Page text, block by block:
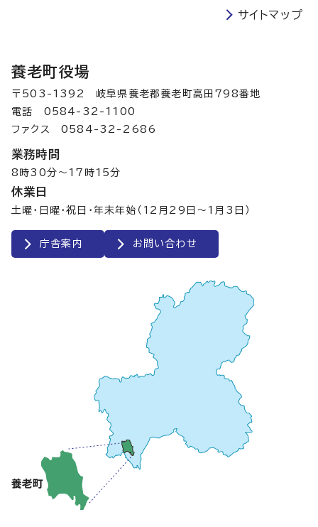
サイトマップ
養老町役場
〒503-1392 岐阜県養老郡養老町高田798番地
電話 0584-32-1100
ファクス 0584-32-2686
業務時間
8時30分～17時15分
休業日
土曜・日曜・祝日・年末年始（12月29日～1月3日）
庁舎案内 お問い合わせ